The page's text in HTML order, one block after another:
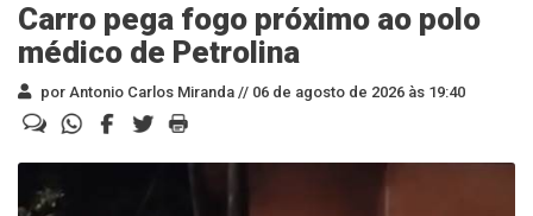
Carro pega fogo próximo ao polo
médico de Petrolina
por Antonio Carlos Miranda // 06 de agosto de 2026 às 19:40